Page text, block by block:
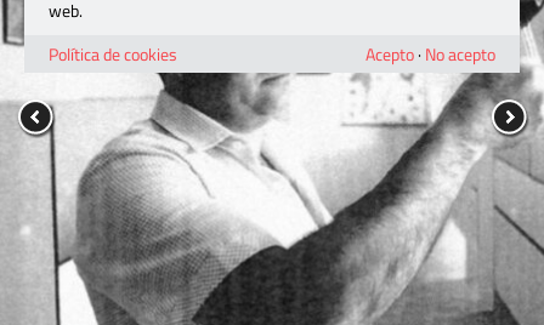
web.
Política de cookies
Acepto· No acepto